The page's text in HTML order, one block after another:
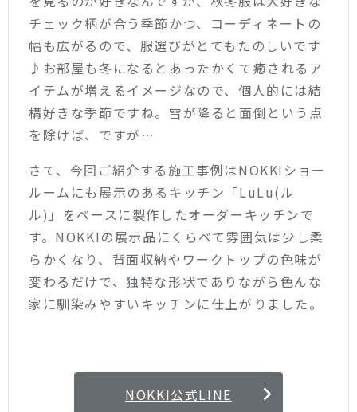
チェック柄が合う季節かつ、コーディネートの
幅も広がるので、服選びがとてもたのしいです
♪お部屋も冬になるとあったかくて癒されるア
イテムが増えるイメージなので、個人的には結
構好きな季節ですね。雪が降ると面倒という点
を除けば、ですが…
さて、今回ご紹介する施工事例はNOKKIショー
ルームにも展示のあるキッチン「LuLu(ル
ル)」をベースに製作したオーダーキッチンで
す。NOKKIの展示品にくらべて雰囲気は少し柔
らかくなり、背面収納やワークトップの色味が
変わるだけで、独特な形状でありながら色んな
家に馴染みやすいキッチンに仕上がりました。
NOKKI公式LINE